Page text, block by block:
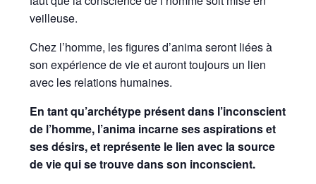
veilleuse.
Chez l’homme, les figures d’anima seront liées à
son expérience de vie et auront toujours un lien
avec les relations humaines.
En tant qu’archétype présent dans l’inconscient
de l’homme, l’anima incarne ses aspirations et
ses désirs, et représente le lien avec la source
de vie qui se trouve dans son inconscient.